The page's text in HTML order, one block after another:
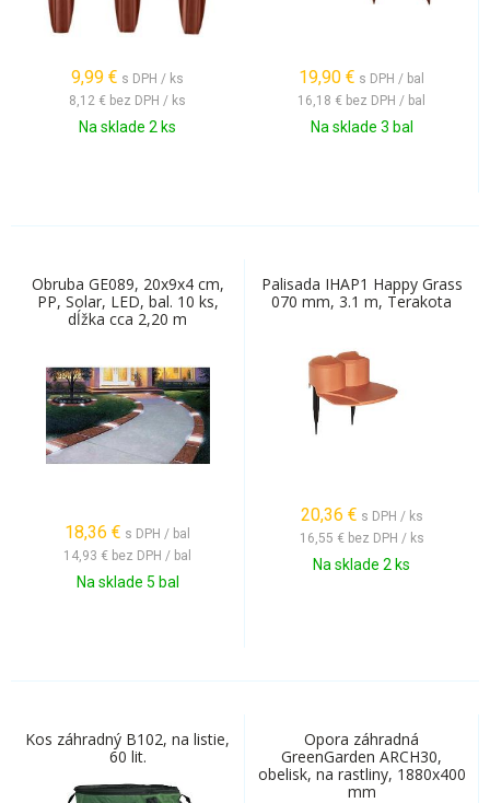
9,99 € s DPH / ks
8,12 € bez DPH / ks
Na sklade 2 ks
19,90 € s DPH / bal
16,18 € bez DPH / bal
Na sklade 3 bal
Obruba GE089, 20x9x4 cm,
PP, Solar, LED, bal. 10 ks,
dĺžka cca 2,20 m
18,36 € s DPH / bal
14,93 € bez DPH / bal
Na sklade 5 bal
Palisada IHAP1 Happy Grass
070 mm, 3.1 m, Terakota
20,36 € s DPH / ks
16,55 € bez DPH / ks
Na sklade 2 ks
Kos záhradný B102, na listie,
60 lit.
Opora záhradná
GreenGarden ARCH30,
obelisk, na rastliny, 1880x400
mm